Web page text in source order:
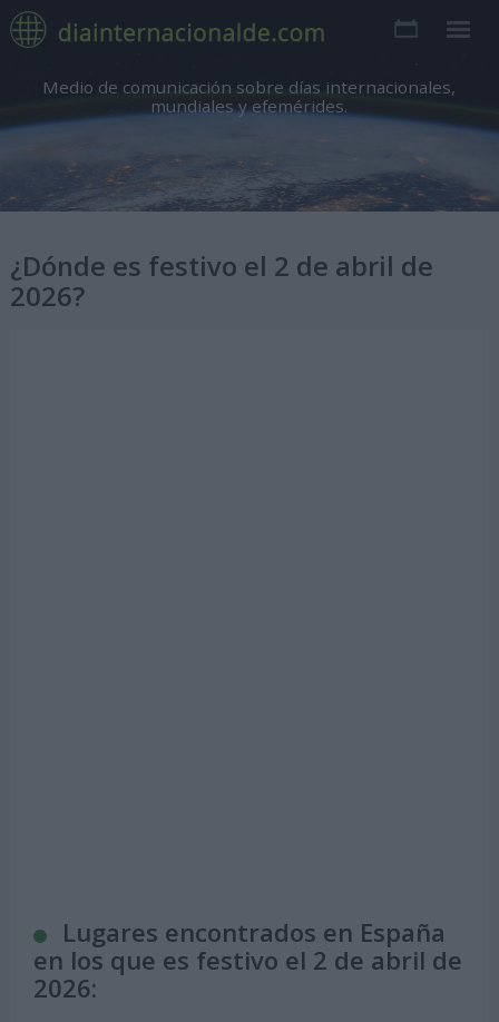
Medio de comunicación sobre días internacionales,
mundiales y efemérides.
¿Dónde es festivo el 2 de abril de
2026?
Lugares encontrados en España
en los que es festivo el 2 de abril de
2026: